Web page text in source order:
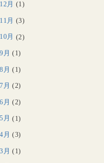
月 (1)
月 (3)
月 (2)
月 (1)
月 (1)
月 (2)
月 (2)
月 (1)
月 (3)
月 (1)